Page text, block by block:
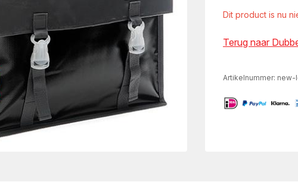
Dit product is nu
Terug naar
Artikelnummer: new-